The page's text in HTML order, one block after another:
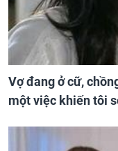
Vợ đang ở cữ,
một việc khiến tôi